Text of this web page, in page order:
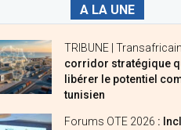
A LA UNE
TRIBUNE |
corridor stratégique
libérer le potentiel
tunisien
Forums OTE 2026 :